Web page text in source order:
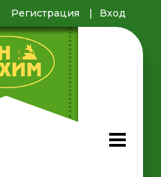
Регистрация Вход